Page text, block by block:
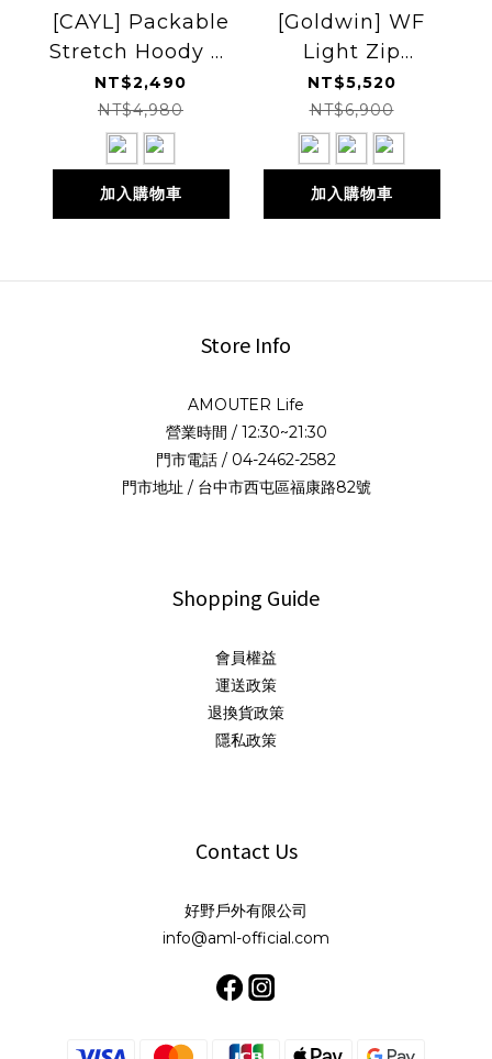
[CAYL] Packable
Stretch Hoody 彈
性連帽衫
NT$2,490
NT$4,980
加入購物車
[Goldwin] WF
Light Zip
Cardigan 低圓領外
套
NT$5,520
NT$6,900
加入購物車
Store Info
AMOUTER Life
營業時間 / 12:30~21:30
門市電話 / 04-2462-2582
門市地址 / 台中市西屯區福康路82號
Shopping Guide
會員權益
運送政策
退換貨政策
隱私政策
Contact Us
好野戶外有限公司
info@aml-official.com